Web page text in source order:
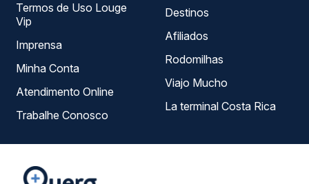
Termos de Uso Louge
Vip
Imprensa
Minha Conta
Atendimento Online
Trabalhe Conosco
Destinos
Afiliados
Rodomilhas
Viajo Mucho
La terminal Costa Rica